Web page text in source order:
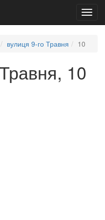
вулиця 9-го Травня 10
10